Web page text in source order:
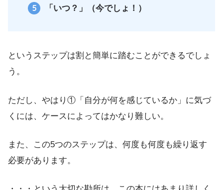
「いつ？」（今でしょ！）
というステップは割と簡単に踏むことができるでしょ
う。
ただし、やはり①「自分が何を感じているか」に気づ
くには、ケースによってはかなり難しい。
また、この5つのステップは、何度も何度も繰り返す
必要があります。